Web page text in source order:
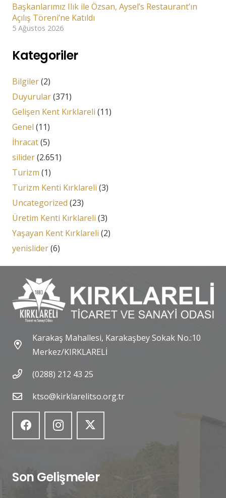
Başkanlarımız Ilık ile Özsan, Aysel’s Restaurant’ın
Açılış Töreni’ne Katıldı
5 Ağustos 2026
Kategoriler
Bilgiler(2)
Duyurular(371)
Gelişen Kent Kırklareli (11)
Genel (11)
İhracat(5)
silider(2.651)
Turizm (1)
Turizm Kenti Kırklareli (3)
Uncategorized (23)
Üretim Kenti Kırklareli (3)
Yaşayan Kent Kırklareli (2)
yenislider(6)
Karakaş Mahallesi, Karakaşbey Sokak No.:10
Merkez/KIRKLARELİ
(0288) 212 43 25
ktso@kirklarelitso.org.tr
Son Gelişmeler